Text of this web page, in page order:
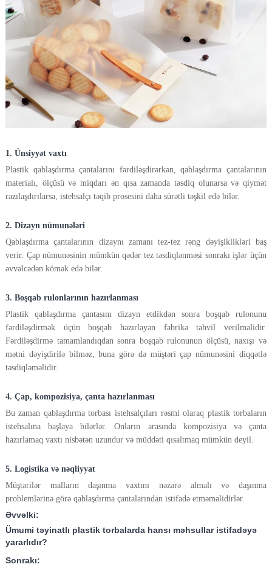
1. Ünsiyyət vaxtı
Plastik qablaşdırma çantalarını fərdiləşdirərkən, qablaşdırma çantalarının
materialı, ölçüsü və miqdarı ən qısa zamanda təsdiq olunarsa və qiymət
razılaşdırılarsa, istehsalçı təqib prosesini daha sürətli təşkil edə bilər.
2. Dizayn nümunələri
Qablaşdırma çantalarının dizaynı zamanı tez-tez rəng dəyişiklikləri baş
verir. Çap nümunəsinin mümkün qədər tez təsdiqlənməsi sonrakı işlər üçün
əvvəlcədən kömək edə bilər.
3. Boşqab rulonlarının hazırlanması
Plastik qablaşdırma çantasını dizayn etdikdən sonra boşqab rulonunu
fərdiləşdirmək üçün boşqab hazırlayan fabrikə təhvil verilməlidir.
Fərdiləşdirmə tamamlandıqdan sonra boşqab rulonunun ölçüsü, naxışı və
mətni dəyişdirilə bilməz, buna görə də müştəri çap nümunəsini diqqətlə
təsdiqləməlidir.
4. Çap, kompozisiya, çanta hazırlanması
Bu zaman qablaşdırma torbası istehsalçıları rəsmi olaraq plastik torbaların
istehsalına başlaya bilərlər. Onların arasında kompozisiya və çanta
hazırlamaq vaxtı nisbətən uzundur və müddəti qısaltmaq mümkün deyil.
5. Logistika və nəqliyyat
Müştərilər malların daşınma vaxtını nəzərə almalı və daşınma
problemlərinə görə qablaşdırma çantalarından istifadə etməməlidirlər.
Əvvəlki:
Ümumi təyinatlı plastik torbalarda hansı məhsullar istifadəyə
yararlıdır?
Sonrakı: